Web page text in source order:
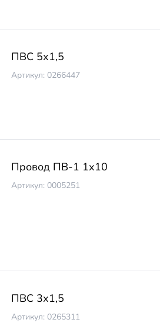
ПВС 5х1,5
Артикул: 0266447
Провод ПВ-1 1х10
Артикул: 0005251
ПВС 3х1,5
Артикул: 0265311